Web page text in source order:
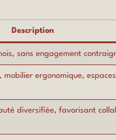
Description
sans engagement
ergonomique,
diversifiée, favorisant